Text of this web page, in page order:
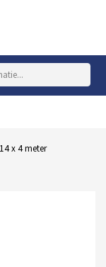
x 4 meter